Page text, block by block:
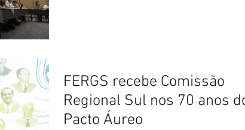
FERGS recebe Comissão
Regional Sul nos 70 anos
Pacto Áureo